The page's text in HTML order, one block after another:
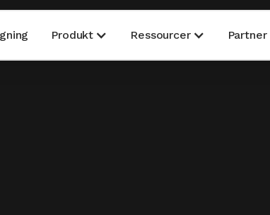
Produkt Ressourcer Partner